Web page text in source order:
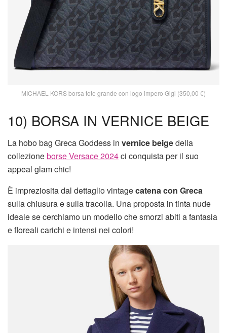
MICHAEL KORS borsa tote grande con logo impero Gigi (350,00 €)
10) BORSA IN VERNICE BEIGE
La hobo bag Greca Goddess in vernice beigedella
collezioneborse Versace 2024ci conquista per il suo
appeal glam chic!
È impreziosita dal dettaglio vintagecatena con Greca
sulla chiusura e sulla tracolla. Una proposta in tinta nude
ideale se cerchiamo un modello che smorzi abiti a fantasia
e floreali carichi e intensi nei colori!